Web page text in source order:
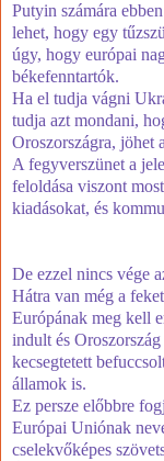
Putyin számára
lehet, hogy egy
úgy, hogy európai
békefenntartók.
Ha el tudja vágni
tudja azt mondani,
Oroszországra, jöhet
A fegyverszünet a
feloldása viszont
kiadásokat, és
De ezzel nincs vége
Hátra van még a
Európának meg kell
indult és
kecsegtetett
államok is.
Ez persze előbbre
Európai Uniónak
cselekvőképes